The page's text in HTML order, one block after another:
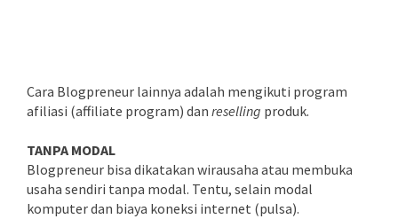
Cara Blogpreneur lainnya adalah mengikuti program
afiliasi (affiliate program) dan reselling produk.
TANPA MODAL
Blogpreneur bisa dikatakan wirausaha atau membuka
usaha sendiri tanpa modal. Tentu, selain modal
komputer dan biaya koneksi internet (pulsa).